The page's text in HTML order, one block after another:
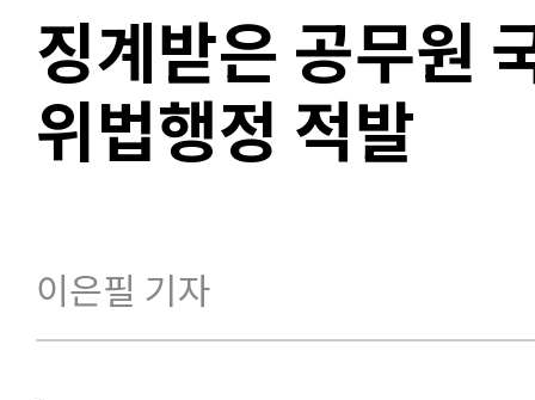
징계받은 공무원
위법행정 적발
이은필 기자